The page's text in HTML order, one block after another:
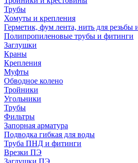
Трубы
Хомуты и крепления
Герметик, фум лента, нить для резьбы
Полипропиленовые трубы и фитинги
Заглушки
Краны
Крепления
Муфты
Обводное колено
Тройники
Угольники
Трубы
Фильтры
Запорная арматура
Подводка гибкая для воды
Труба ПНД и фитинги
Врезки ПЭ
Заглушки ПЭ